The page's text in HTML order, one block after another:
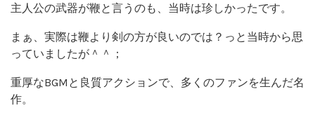
主人公の武器が鞭と言うのも、当時は珍しかったです。
まぁ、実際は鞭より剣の方が良いのでは？っと当時から思
っていましたが＾＾；
重厚なBGMと良質アクションで、多くのファンを生んだ名
作。